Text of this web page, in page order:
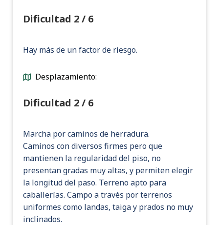
Dificultad 2 / 6
Hay más de un factor de riesgo.
Desplazamiento:
Dificultad 2 / 6
Marcha por caminos de herradura.
Caminos con diversos firmes pero que
mantienen la regularidad del piso, no
presentan gradas muy altas, y permiten elegir
la longitud del paso. Terreno apto para
caballerías. Campo a través por terrenos
uniformes como landas, taiga y prados no muy
inclinados.